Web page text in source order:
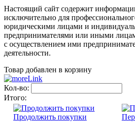
Настоящий сайт содержит
исключительно для
юридическими лицами и
предпринимателями или иными
с осуществлением ими
деятельности.
Товар добавлен в корзину
Кол-во:
Итого:
Продолжить покупки